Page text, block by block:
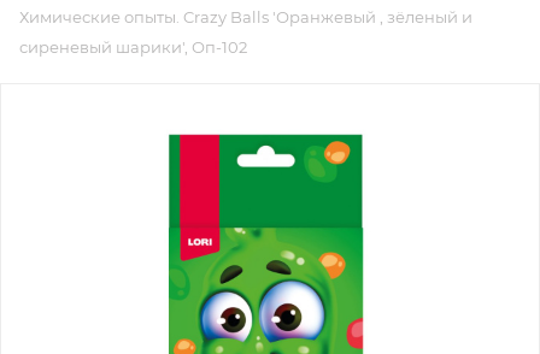
Химические опыты. Crazy Balls 'Оранжевый , зёленый и
сиреневый шарики', Оп-102